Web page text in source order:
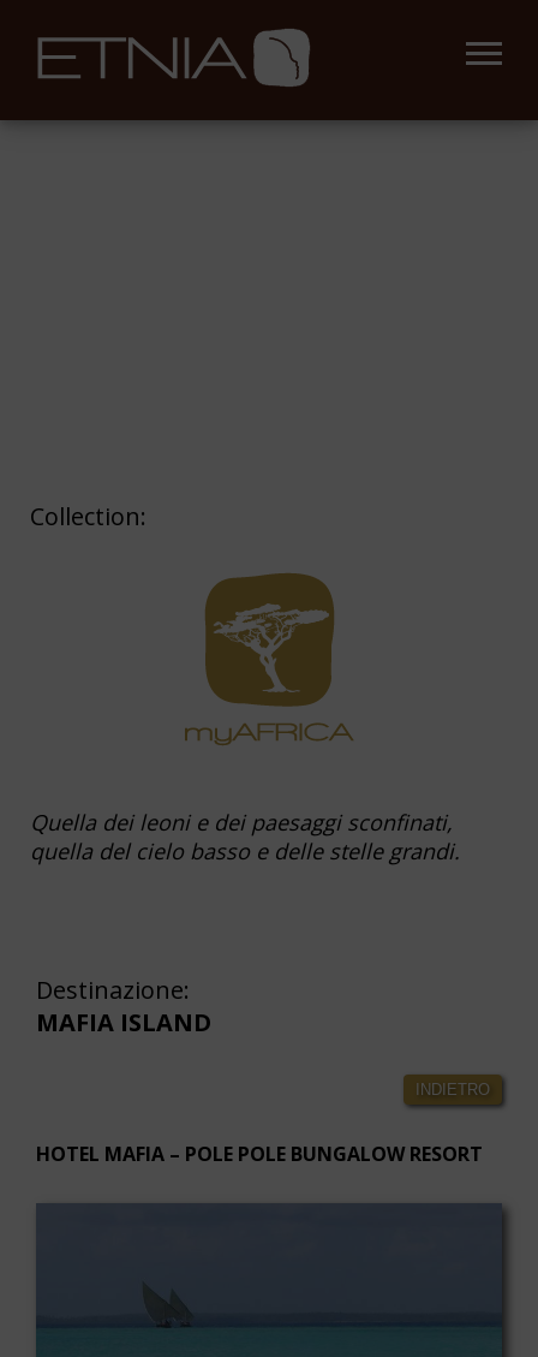
Collection:
Quella dei leoni e dei paesaggi sconfinati,
quella del cielo basso e delle stelle grandi.
Destinazione:
MAFIA ISLAND
INDIETRO
HOTEL MAFIA – POLE POLE BUNGALOW RESORT